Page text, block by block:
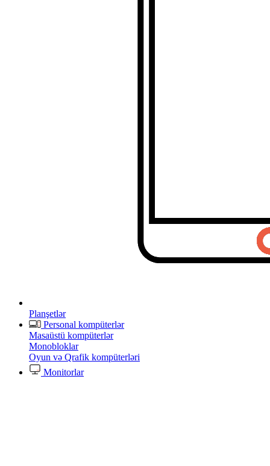
Planşetlər
Personal kompüterlər
Masaüstü kompüterlər
Monobloklar
Oyun və Qrafik kompüterləri
Monitorlar